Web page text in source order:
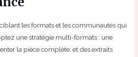
les formats et les communautés qui
une stratégie multi-formats : une
la pièce complète, et des extraits